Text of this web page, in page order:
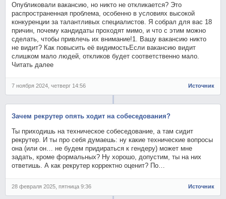
Опубликовали вакансию, но никто не откликается? Это
распространенная проблема, особенно в условиях высокой
конкуренции за талантливых специалистов. Я собрал для вас 18
причин, почему кандидаты проходят мимо, и что с этим можно
сделать, чтобы привлечь их внимание!1. Вашу вакансию никто
не видит? Как повысить её видимостьЕсли вакансию видит
слишком мало людей, откликов будет соответственно мало.
Читать далее
7 ноября 2024, четверг 14:56 Источник
Зачем рекрутер опять ходит на собеседования?
Ты приходишь на техническое собеседование, а там сидит
рекрутер. И ты про себя думаешь: ну какие технические вопросы
она (или он… не будем придираться к гендеру) может мне
задать, кроме формальных? Ну хорошо, допустим, ты на них
ответишь. А как рекрутер корректно оценит? По…
28 февраля 2025, пятница 9:36 Источник